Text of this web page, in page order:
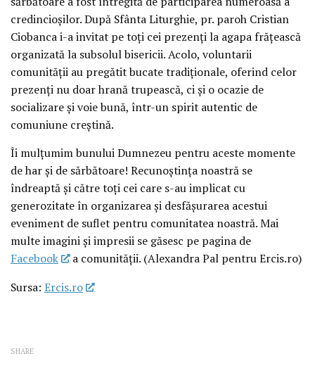
credincioșilor. După Sfânta Liturghie, pr. paroh Cristian
Ciobanca i-a invitat pe toți cei prezenți la agapa frățească
organizată la subsolul bisericii. Acolo, voluntarii
comunității au pregătit bucate tradiționale, oferind celor
prezenți nu doar hrană trupească, ci și o ocazie de
socializare și voie bună, într-un spirit autentic de
comuniune creștină.
Îi mulțumim bunului Dumnezeu pentru aceste momente
de har și de sărbătoare! Recunoștința noastră se
îndreaptă și către toți cei care s-au implicat cu
generozitate în organizarea și desfășurarea acestui
eveniment de suflet pentru comunitatea noastră. Mai
multe imagini și impresii se găsesc pe pagina de
Facebook
a comunității. (Alexandra Pal pentru Ercis.ro)
Sursa: Ercis.ro
SHARE